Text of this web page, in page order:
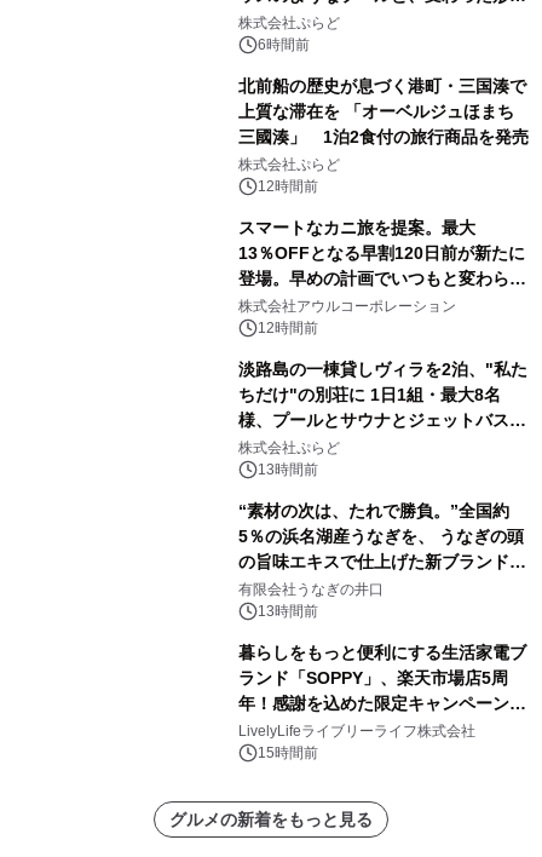
サウナも 「THE BOXY AWAJI」のお
得な素泊まり連泊プランで
株式会社ぷらど
6時間前
北前船の歴史が息づく港町・三国湊で
上質な滞在を 「オーベルジュほまち
三國湊」 1泊2食付の旅行商品を発売
株式会社ぷらど
12時間前
スマートなカニ旅を提案。最大
13％OFFとなる早割120日前が新たに
登場。早めの計画でいつもと変わらぬ
大人の冬旅を。ー夕日ヶ浦温泉「佳松
苑 別邸ふうか」ー
株式会社アウルコーポレーション
12時間前
淡路島の一棟貸しヴィラを2泊、"私た
ちだけ"の別荘に 1日1組・最大8名
様、プールとサウナとジェットバス付
きで Villa Mon Temps AWAJIの連泊
素泊りプラン
株式会社ぷらど
13時間前
“素材の次は、たれで勝負。”全国約
5％の浜名湖産うなぎを、 うなぎの頭
の旨味エキスで仕上げた新ブランド
「井口の誉」誕生
有限会社うなぎの井口
13時間前
暮らしをもっと便利にする生活家電ブ
ランド「SOPPY」、楽天市場店5周
年！感謝を込めた限定キャンペーンを
8月10日より開催
LivelyLifeライブリーライフ株式会社
15時間前
グルメの新着をもっと見る